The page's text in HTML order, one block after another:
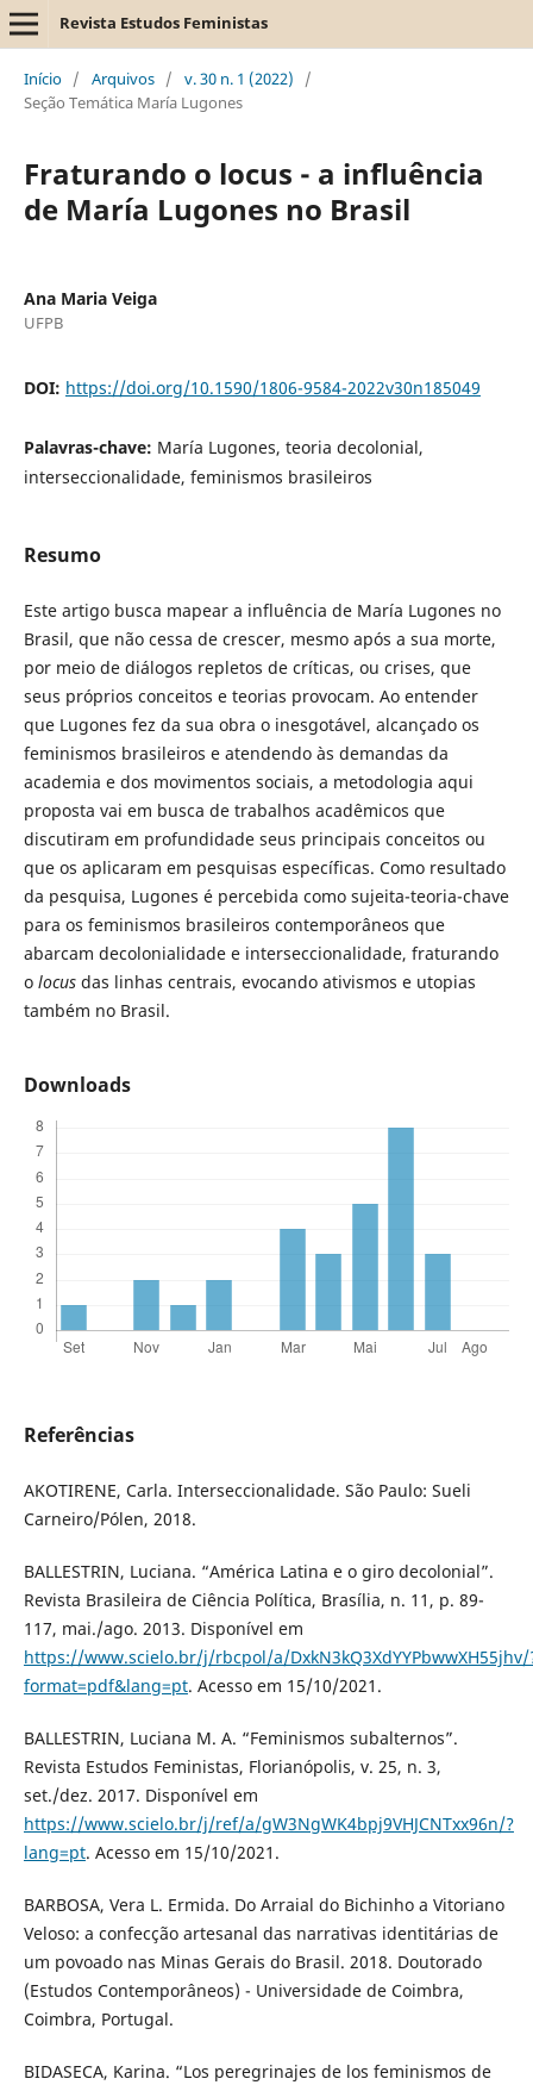
Revista Estudos Feministas
Início / Arquivos / v. 30 n. 1 (2022)
/
Seção Temática María Lugones
Fraturando o locus - a influência
de María Lugones no Brasil
Ana Maria Veiga
UFPB
DOI: https://doi.org/10.1590/1806-9584-2022v30n185049
Palavras-chave: María Lugones, teoria decolonial,
interseccionalidade, feminismos brasileiros
Resumo
Este artigo busca mapear a influência de María Lugones no
Brasil, que não cessa de crescer, mesmo após a sua morte,
por meio de diálogos repletos de críticas, ou crises, que
seus próprios conceitos e teorias provocam. Ao entender
que Lugones fez da sua obra o inesgotável, alcançado os
feminismos brasileiros e atendendo às demandas da
academia e dos movimentos sociais, a metodologia aqui
proposta vai em busca de trabalhos acadêmicos que
discutiram em profundidade seus principais conceitos ou
que os aplicaram em pesquisas específicas. Como resultado
da pesquisa, Lugones é percebida como sujeita-teoria-chave
para os feminismos brasileiros contemporâneos que
abarcam decolonialidade e interseccionalidade, fraturando
o locusdas linhas centrais, evocando ativismos e utopias
também no Brasil.
Downloads
Referências
AKOTIRENE, Carla. Interseccionalidade. São Paulo: Sueli
Carneiro/Pólen, 2018.
BALLESTRIN, Luciana. “América Latina e o giro decolonial”.
Revista Brasileira de Ciência Política, Brasília, n. 11, p. 89-
117, mai./ago. 2013. Disponível em
https://www.scielo.br/j/rbcpol/a/DxkN3kQ3XdYYPbwwXH55jhv/
format=pdf&lang=pt. Acesso em 15/10/2021.
BALLESTRIN, Luciana M. A. “Feminismos subalternos”.
Revista Estudos Feministas, Florianópolis, v. 25, n. 3,
set./dez. 2017. Disponível em
https://www.scielo.br/j/ref/a/gW3NgWK4bpj9VHJCNTxx96n/?
lang=pt. Acesso em 15/10/2021.
BARBOSA, Vera L. Ermida. Do Arraial do Bichinho a Vitoriano
Veloso: a confecção artesanal das narrativas identitárias de
um povoado nas Minas Gerais do Brasil. 2018. Doutorado
(Estudos Contemporâneos) - Universidade de Coimbra,
Coimbra, Portugal.
BIDASECA, Karina. “Los peregrinajes de los feminismos de